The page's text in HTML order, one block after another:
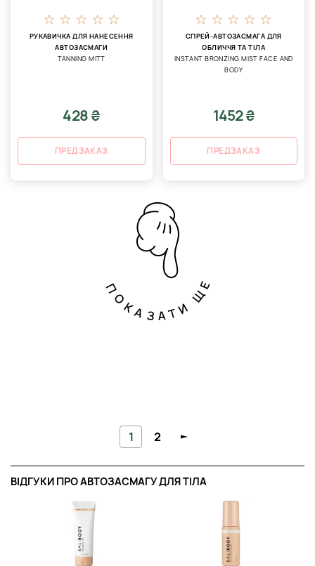
РУКАВИЧКА ДЛЯ НАНЕСЕННЯ
АВТОЗАСМАГИ
TANNING MITT
428 ₴
ПРЕДЗАКАЗ
СПРЕЙ-АВТОЗАСМАГА ДЛЯ
ОБЛИЧЧЯ ТА ТІЛА
INSTANT BRONZING MIST FACE AND
BODY
1452 ₴
ПРЕДЗАКАЗ
ПОКАЗАТИ ЩЕ
1 2
ВІДГУКИ ПРО АВТОЗАСМАГУ ДЛЯ ТІЛА